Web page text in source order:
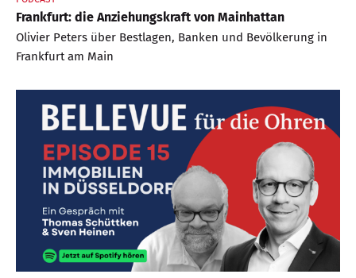
Frankfurt: die Anziehungskraft von Mainhattan
Olivier Peters über Bestlagen, Banken und Bevölkerung in
Frankfurt am Main